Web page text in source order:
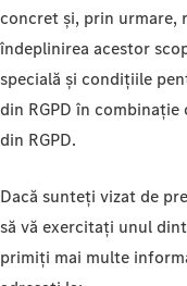
concret și, prin urmare,
îndeplinirea acestor
specială și condițiile
din RGPD în combinație
din RGPD.
Dacă sunteți vizat de
să vă exercitați unul
primiți mai multe